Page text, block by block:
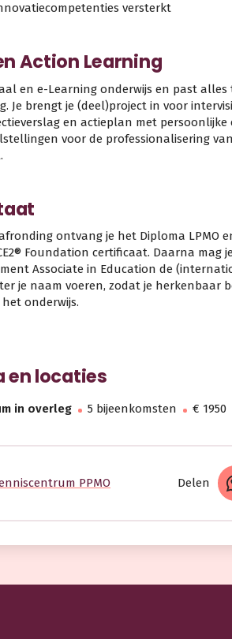
versterkt
Action Learning
en e-Learning onderwijs en past alles
Je brengt je (deel)project in voor
en actieplan met persoonlijke
voor de professionalisering
ontvang je het Diploma LPMO
Foundation certificaat. Daarna mag
Associate in Education de
je naam voeren, zodat je herkenbaar
onderwijs.
en locaties
in overleg 5 bijeenkomsten € 1950
PPMO Delen